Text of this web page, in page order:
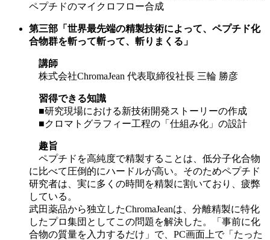
ペプチドのマイクロフロー合成
第三部「世界最先端の精製技術によって、ペプチド化
合物群を斬って斬って、斬りまくる」
講師
株式会社ChromaJean 代表取締役社長 三輪 勝彦
習得できる知識
■研究現場における新技術開発ストーリーの作成
■クロマトグラフィー工程の「仕組み化」の設計
趣旨
ペプチドを高純度で精製することは、低分子化合物
に比べて圧倒的にハードルが高い。そのためペプチド
研究者は、実に多くの時間を精製に割いており、疲弊
している。
武田薬品から独立したChromaJeanは、分離精製に特化
したプロ集団としてこの問題を解決した。「事前に化
合物の質量を入力するだけ」で、PC画面上で「たった